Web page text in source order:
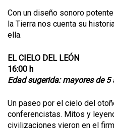
Con un diseño sonoro
la Tierra nos cuenta su
ella.
EL CIELO DEL LEÓN
16:00 h
Edad sugerida: mayores de 5
Un paseo por el cielo del
conferencistas. Mitos y
civilizaciones vieron en el